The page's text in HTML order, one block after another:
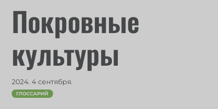
Покровные
культуры
2024. 4 сентября.
ГЛОССАРИЙ